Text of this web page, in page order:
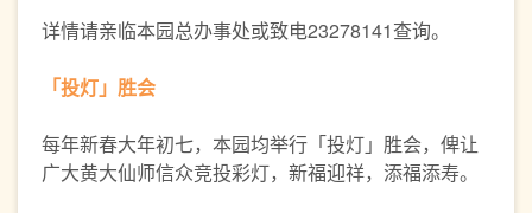
详情请亲临本园总办事处或致电23278141查询。
「投灯」胜会
每年新春大年初七，本园均举行「投灯」胜会，俾让
广大黄大仙师信众竞投彩灯，新福迎祥，添福添寿。